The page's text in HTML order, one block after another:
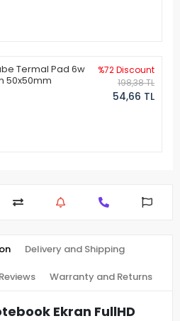
Termal Pad 6w
50x50mm
%72 Discount
198,38 TL
54,66 TL
Delivery and Shipping
Reviews Warranty and Returns
Ekran FullHD